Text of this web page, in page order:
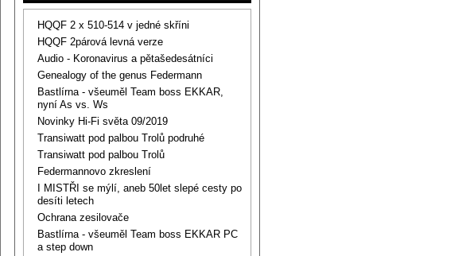
HQQF 2 x 510-514 v jedné skříni
HQQF 2párová levná verze
Audio - Koronavirus a pětašedesátníci
Genealogy of the genus Federmann
Bastlírna - všeuměl Team boss EKKAR,
nyní As vs. Ws
Novinky Hi-Fi světa 09/2019
Transiwatt pod palbou Trolů podruhé
Transiwatt pod palbou Trolů
Federmannovo zkreslení
I MISTŘI se mýlí, aneb 50let slepé cesty po
desíti letech
Ochrana zesilovače
Bastlírna - všeuměl Team boss EKKAR PC
a step down